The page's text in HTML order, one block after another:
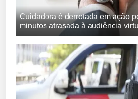
Cuidadora é derrotada em ação
minutos atrasada à audiência